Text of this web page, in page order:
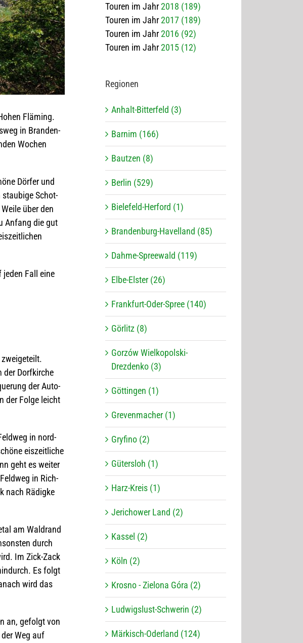
Flä­ming.
in Bran­den­
Wochen
Dör­fer und
stau­bige Schot­
über den
Anfang die gut
Fall eine
der Dorf­kir­che
der Auto­
der Folge leicht
in nord­
eis­zeit­li­che
geht es wei­ter
in Rich­
nach Rädigke
am Wald­rand
durch
Im Zick-Zack
Es folgt
wird das
an, gefolgt von
Weg auf
Touren im Jahr2018 (189)
Touren im Jahr2017 (189)
Touren im Jahr2016 (92)
Touren im Jahr2015 (12)
Regio­nen
Anhalt-Bitterfeld (3)
Barnim (166)
Bautzen (8)
Berlin (529)
Bielefeld-Herford (1)
Brandenburg-Havelland (85)
Dahme-Spreewald (119)
Elbe-Elster (26)
Frankfurt-Oder-Spree (140)
Görlitz (8)
Gorzów Wielkopolski-
Drezdenko (3)
Göttingen (1)
Grevenmacher (1)
Gryfino (2)
Gütersloh (1)
Harz-Kreis (1)
Jerichower Land (2)
Kassel (2)
Köln (2)
Krosno - Zielona Góra (2)
Ludwigslust-Schwerin (2)
Märkisch-Oderland (124)